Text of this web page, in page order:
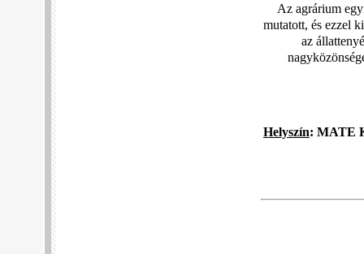
Az agrárium
mutatott, és ezzel
az
Helyszín: MATE